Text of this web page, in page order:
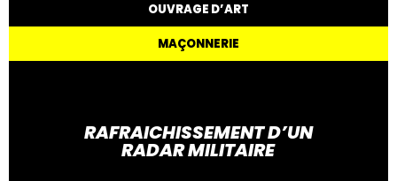
OUVRAGE D’ART
MAÇONNERIE
RAFRAICHISSEMENT D’UN
RADAR MILITAIRE